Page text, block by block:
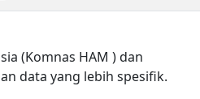
(Komnas HAM ) dan
data yang lebih spesifik.